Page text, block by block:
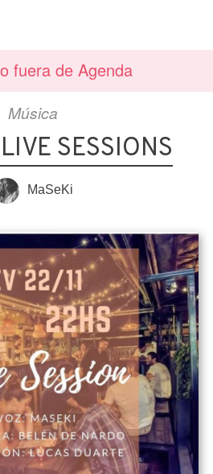
fuera de Agenda
Música
SESSIONS
MaSeKi